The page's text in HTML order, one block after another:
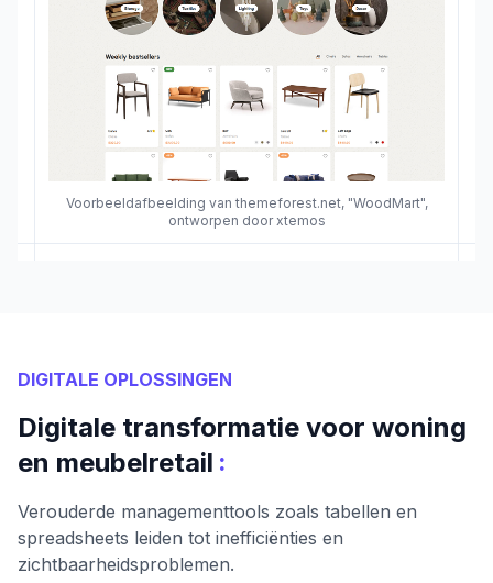
Voorbeeldafbeelding van themeforest.net, "WoodMart",
ontworpen door xtemos
DIGITALE OPLOSSINGEN
Digitale transformatie voor woning
en meubelretail :
Verouderde managementtools zoals tabellen en
spreadsheets leiden tot inefficiënties en
zichtbaarheidsproblemen.